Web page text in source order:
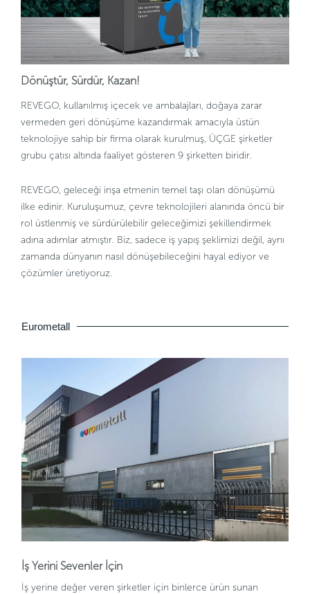
Dönüştür, Sürdür, Kazan!
REVEGO, kullanılmış içecek ve ambalajları, doğaya zarar
vermeden geri dönüşüme kazandırmak amacıyla üstün
teknolojiye sahip bir firma olarak kurulmuş, ÜÇGE şirketler
grubu çatısı altında faaliyet gösteren 9 şirketten biridir.
REVEGO, geleceği inşa etmenin temel taşı olan dönüşümü
ilke edinir. Kuruluşumuz, çevre teknolojileri alanında öncü bir
rol üstlenmiş ve sürdürülebilir geleceğimizi şekillendirmek
adına adımlar atmıştır. Biz, sadece iş yapış şeklimizi değil, aynı
zamanda dünyanın nasıl dönüşebileceğini hayal ediyor ve
çözümler üretiyoruz.
Eurometall
İş Yerini Sevenler İçin
İş yerine değer veren şirketler için binlerce ürün sunan